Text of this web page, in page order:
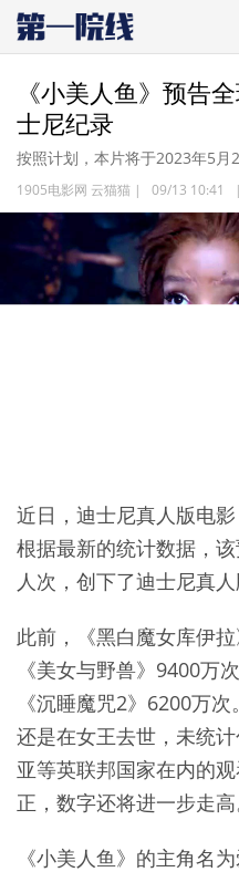
《小美人鱼》预告
士尼纪录
按照计划，本片将于2023年5月
1905电影网 云猫猫 | 09/13 10:41 |
近日，迪士尼真人版电影
根据最新的统计数据，
人次，创下了迪士尼真
此前，《黑白魔女库伊
《美女与野兽》9400万
《沉睡魔咒2》6200万
还是在女王去世，未统
亚等英联邦国家在内的
正，数字还将进一步走高
《小美人鱼》的主角名